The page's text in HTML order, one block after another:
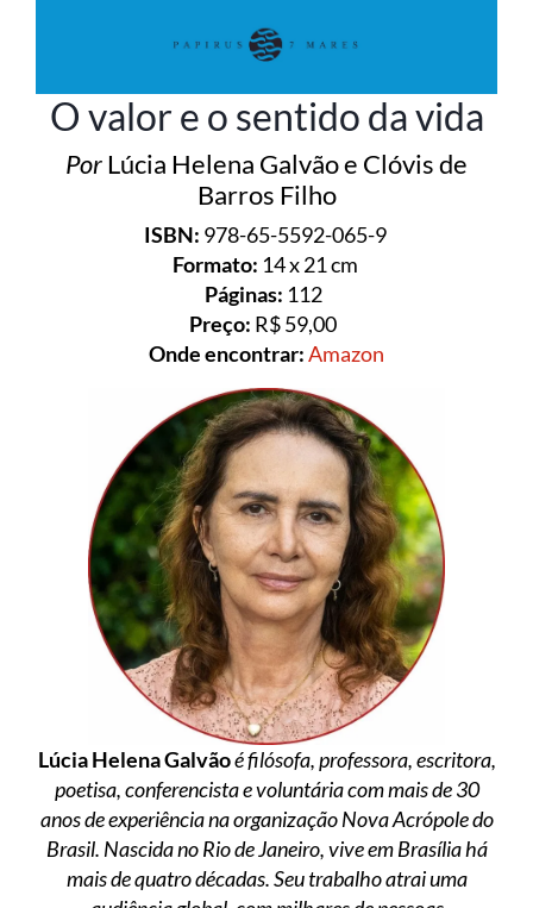
O valor e o sentido da vida
PorLúcia Helena Galvão e Clóvis de
Barros Filho
ISBN: 978-65-5592-065-9
Formato: 14 x 21 cm
Páginas: 112
Preço: R$ 59,00
Onde encontrar:Amazon
Lúcia Helena Galvãoé filósofa, professora, escritora,
poetisa, conferencista e voluntária com mais de 30
anos de experiência na organização Nova Acrópole do
Brasil. Nascida no Rio de Janeiro, vive em Brasília há
mais de quatro décadas. Seu trabalho atrai uma